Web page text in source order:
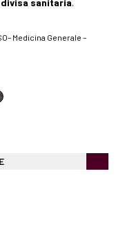
divisa sanitaria.
Medicina Generale –